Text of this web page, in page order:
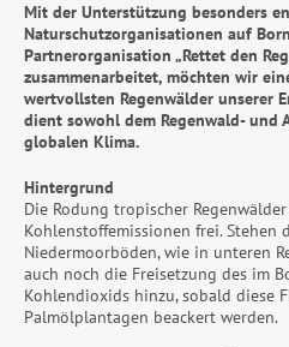
Mit der Unterstützung besonders
Naturschutzorganisationen auf
Partnerorganisation „Rettet den
zusammenarbeitet, möchten wir
wertvollsten Regenwälder unserer
dient sowohl dem Regenwald- und
globalen Klima.
Hintergrund
Die Rodung tropischer
Kohlenstoffemissionen frei. Stehen
Niedermoorböden, wie in unteren
auch noch die Freisetzung des im
Kohlendioxids hinzu, sobald diese
Palmölplantagen beackert werden.